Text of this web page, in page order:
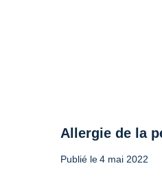
Allergie de la
Publié le 4 mai 2022